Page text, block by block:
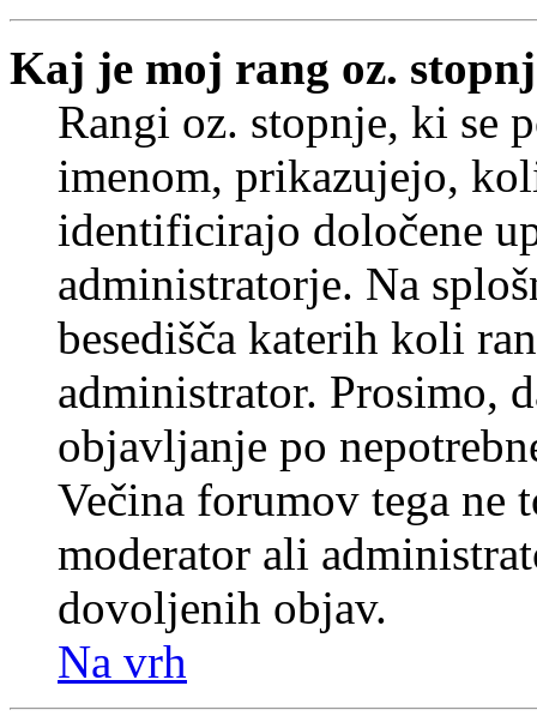
Kaj je moj rang oz.
Rangi oz. stopnje, ki se
imenom, prikazujejo,
identificirajo določene
administratorje. Na
besedišča katerih koli
administrator. Prosimo,
objavljanje po
Večina forumov tega ne
moderator ali
dovoljenih objav.
Na vrh